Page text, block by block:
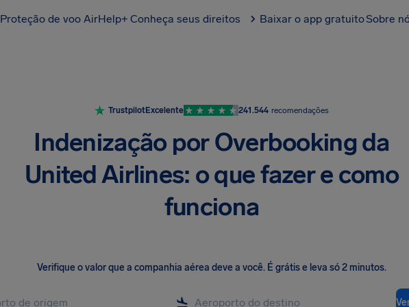
Proteção de voo AirHelp+ Conheça seus direitos Baixar o app gratuitoSobre
TrustpilotExcelente 241.544 recomendações
Indenização por Overbooking da
United Airlines: o que fazer e como
funciona
Verifique o valor que a companhia aérea deve a você. É grátis e leva só 2 minutos.